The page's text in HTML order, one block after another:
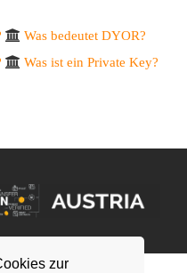
zur
Was bedeutet DYOR?
Was ist ein Private Key?